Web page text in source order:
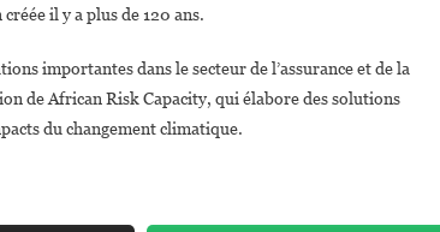
il y a plus de 120 ans.
importantes dans le secteur de l’assurance et de la
de African Risk Capacity, qui élabore des solutions
du changement climatique.